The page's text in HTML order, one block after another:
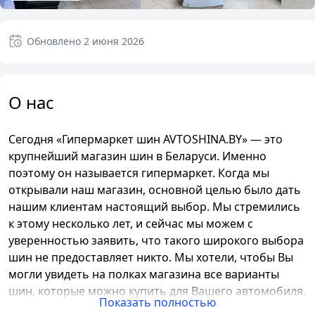
Обновлено 2 июня 2026
О нас
Сегодня «Гипермаркет шин AVTOSHINA.BY» — это
крупнейший магазин шин в Беларуси. Именно
поэтому он называется гипермаркет. Когда мы
открывали наш магазин, основной целью было дать
нашим клиентам настоящий выбор. Мы стремились
к этому несколько лет, и сейчас мы можем с
уверенностью заявить, что такого широкого выбора
шин не предоставляет никто. Мы хотели, чтобы Вы
могли увидеть на полках магазина все варианты
шин, которые можно купить для Вашего автомобиля.
При создании мы поставили перед собой сложные
Показать полностью